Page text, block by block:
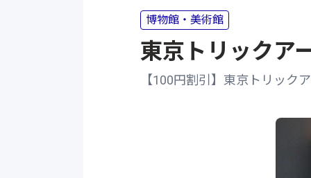
博物館・美術館
東京トリックア
【100円割引】東京トリック